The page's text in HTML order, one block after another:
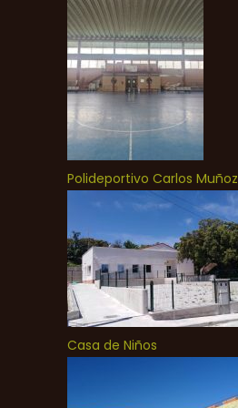
Polideportivo Carlos Muñoz
Casa de Niños